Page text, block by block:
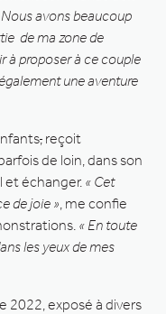
Nous avons beaucoup
de ma zone de
à proposer à ce couple
une aventure
, reçoit
de loin, dans son
et échanger. « Cet
de joie » , me confie
« En toute
les yeux de mes
2022, exposé à divers